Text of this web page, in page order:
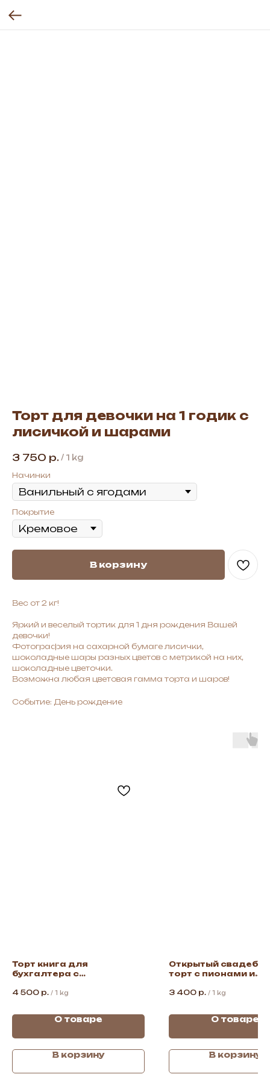
Торт для девочки на 1 годик с
лисичкой и шарами
3 750 р. / 1 kg
Начинки
Покрытие
В корзину
Вес от 2 кг!
Яркий и веселый тортик для 1 дня рождения Вашей
девочки!
Фотография на сахарной бумаге лисички,
шоколадные шары разных цветов с метрикой на них,
шоколадные цветочки.
Возможна любая цветовая гамма торта и шаров!
Событие: День рождение
Торт книга для
бухгалтера с
накладными
4 500 р. / 1 kg
О товаре
В корзину
Открытый
торт с пионами и
3 400 р. / 1 kg
О товаре
В корзину